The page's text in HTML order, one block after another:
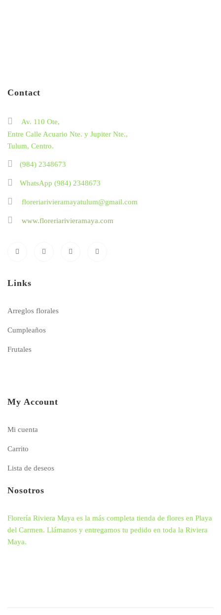
Contact
Av. 110 Ote,
Entre Calle Acuario Nte. y Jupiter Nte.,
Tulum, Centro.
(984) 2348673
WhatsApp (984) 2348673
floreriarivieramayatulum@gmail.com
www.floreriarivieramaya.com
Links
Arreglos florales
Cumpleaños
Frutales
My Account
Mi cuenta
Carrito
Lista de deseos
Nosotros
Florería Riviera Maya es la más completa tienda de flores en Playa
del Carmen. Llámanos y entregamos tu pedido en toda la Riviera
Maya.